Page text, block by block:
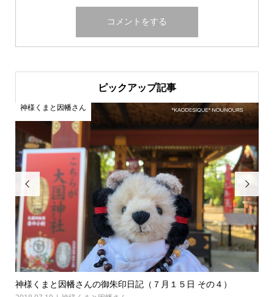
ピックアップ記事

神様くまと因幡さんの御朱印日記（７月１５日 その３）
神様くまと因幡さん
